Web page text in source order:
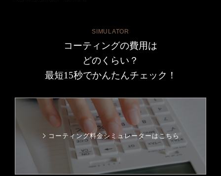
SIMULATOR
コーティングの費用は
どのくらい？
最短15秒でかんたんチェック！
コーティング料金シミュレーターはこちら